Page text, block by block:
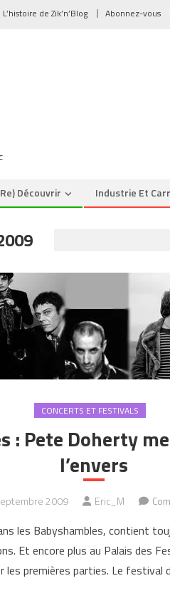
L’histoire de Zik’n’Blog Abonnez-vous
Découvrir Industrie Et
CONCERTS ET FESTIVALS
: Pete Doherty
l’envers
2009 Eric_M
les Babyshambles, contient
Et encore plus au Palais des
les premières parties. Le festival